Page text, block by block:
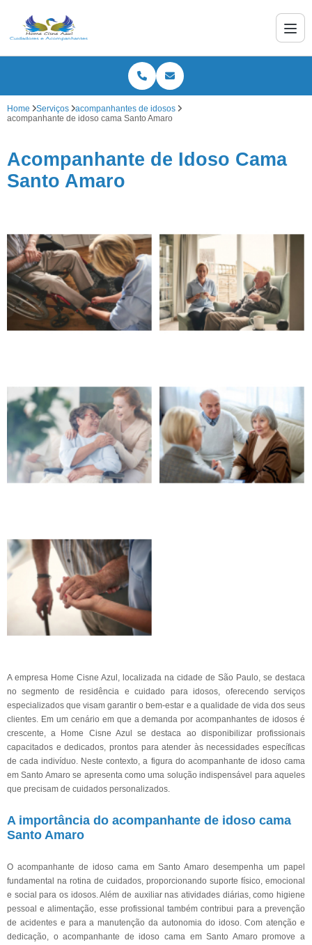
Home Serviços
acompanhantes de idosos
acompanhante de idoso cama Santo Amaro
Acompanhante de Idoso Cama
Santo Amaro
A empresa Home Cisne Azul, localizada na cidade de São Paulo, se destaca
no segmento de residência e cuidado para idosos, oferecendo serviços
especializados que visam garantir o bem-estar e a qualidade de vida dos seus
clientes. Em um cenário em que a demanda por acompanhantes de idosos é
crescente, a Home Cisne Azul se destaca ao disponibilizar profissionais
capacitados e dedicados, prontos para atender às necessidades específicas
de cada indivíduo. Neste contexto, a figura do acompanhante de idoso cama
em Santo Amaro se apresenta como uma solução indispensável para aqueles
que precisam de cuidados personalizados.
A importância do acompanhante de idoso cama
Santo Amaro
O acompanhante de idoso cama em Santo Amaro desempenha um papel
fundamental na rotina de cuidados, proporcionando suporte físico, emocional
e social para os idosos. Além de auxiliar nas atividades diárias, como higiene
pessoal e alimentação, esse profissional também contribui para a prevenção
de acidentes e para a manutenção da autonomia do idoso. Com atenção e
dedicação, o acompanhante de idoso cama em Santo Amaro promove a